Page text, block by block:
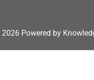
2026 Powered by